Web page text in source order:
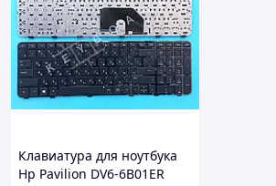
Клавиатура для ноутбука
Hp Pavilion DV6-6B01ER